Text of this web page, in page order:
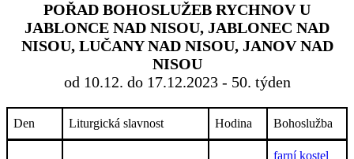
POŘAD BOHOSLUŽEB RYCHNOV U
JABLONCE NAD NISOU, JABLONEC NAD
NISOU, LUČANY NAD NISOU, JANOV NAD
NISOU
od 10.12. do 17.12.2023 - 50. týden
Den Liturgická slavnost Hodina Bohoslužba
farní kostel